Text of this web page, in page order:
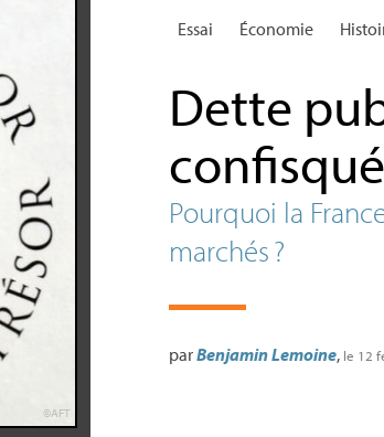
©AFT
Essai Économie
Dette
confisqué
Pourquoi la
marchés?
parBenjamin Lemoine, le 12